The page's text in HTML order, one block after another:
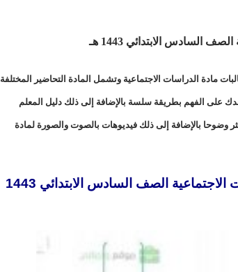
الابتدائي 1443 هـ
مادة الدراسات الاجتماعية وتشمل المادة التحاضير المختلفة
على الفهم بطريقة سلسة بالإضافة إلى ذلك دليل المعلم
وضوحا بالإضافة إلى ذلك فيديوهات بالصوت والصورة لمادة
تحضير المستقبل درس الأمانة والصدق مادة الدراسات الاجتماعية الصف السادس الابتدائي 1443